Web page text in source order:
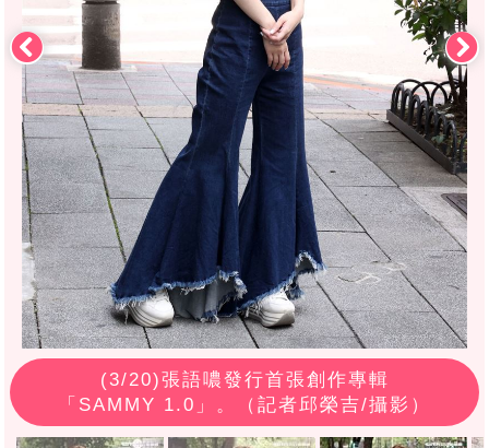
(3/20)張語噥發行首張創作專輯
「SAMMY 1.0」。（記者邱榮吉/攝影）